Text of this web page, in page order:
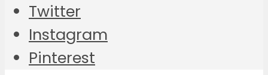
Twitter
Instagram
Pinterest